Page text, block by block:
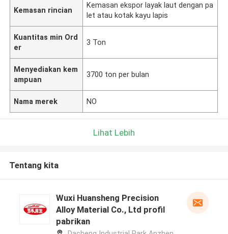
Kemasan rincian
Kemasan ekspor layak laut dengan pa
let atau kotak kayu lapis
Kuantitas min Ord
er
3 Ton
Menyediakan kem
ampuan
3700 ton per bulan
Nama merek NO
Lihat Lebih
Tentang kita
Wuxi Huansheng Precision
Alloy Material Co., Ltd profil
pabrikan